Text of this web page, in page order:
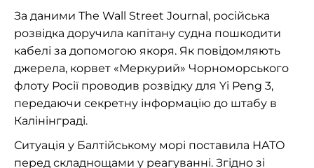
За даними The Wall Street Journal, російська
розвідка доручила капітану судна пошкодити
кабелі за допомогою якоря. Як повідомляють
джерела, корвет «Меркурий» Чорноморського
флоту Росії проводив розвідку для Yi Peng 3,
передаючи секретну інформацію до штабу в
Калінінграді.
Ситуація у Балтійському морі поставила НАТО
перед складнощами у реагуванні. Згідно зі